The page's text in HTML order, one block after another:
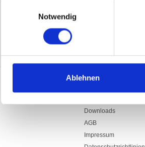
Notwendig
Ablehnen
LINKS
Downloads
AGB
Impressum